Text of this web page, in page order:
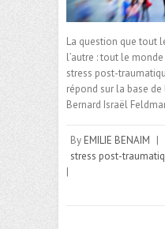
La question que tout
l’autre : tout le
stress post-
répond sur la base
Bernard Israël
By EMILIE BENAIM |
stress post-
|